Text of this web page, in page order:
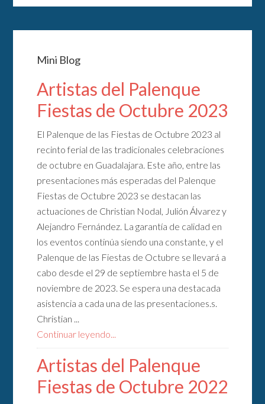
Mini Blog
Artistas del Palenque
Fiestas de Octubre 2023
El Palenque de las Fiestas de Octubre 2023 al
recinto ferial de las tradicionales celebraciones
de octubre en Guadalajara. Este año, entre las
presentaciones más esperadas del Palenque
Fiestas de Octubre 2023 se destacan las
actuaciones de Christian Nodal, Julión Álvarez y
Alejandro Fernández. La garantía de calidad en
los eventos continúa siendo una constante, y el
Palenque de las Fiestas de Octubre se llevará a
cabo desde el 29 de septiembre hasta el 5 de
noviembre de 2023. Se espera una destacada
asistencia a cada una de las presentaciones.s.
Christian ...
Continuar leyendo...
Artistas del Palenque
Fiestas de Octubre 2022